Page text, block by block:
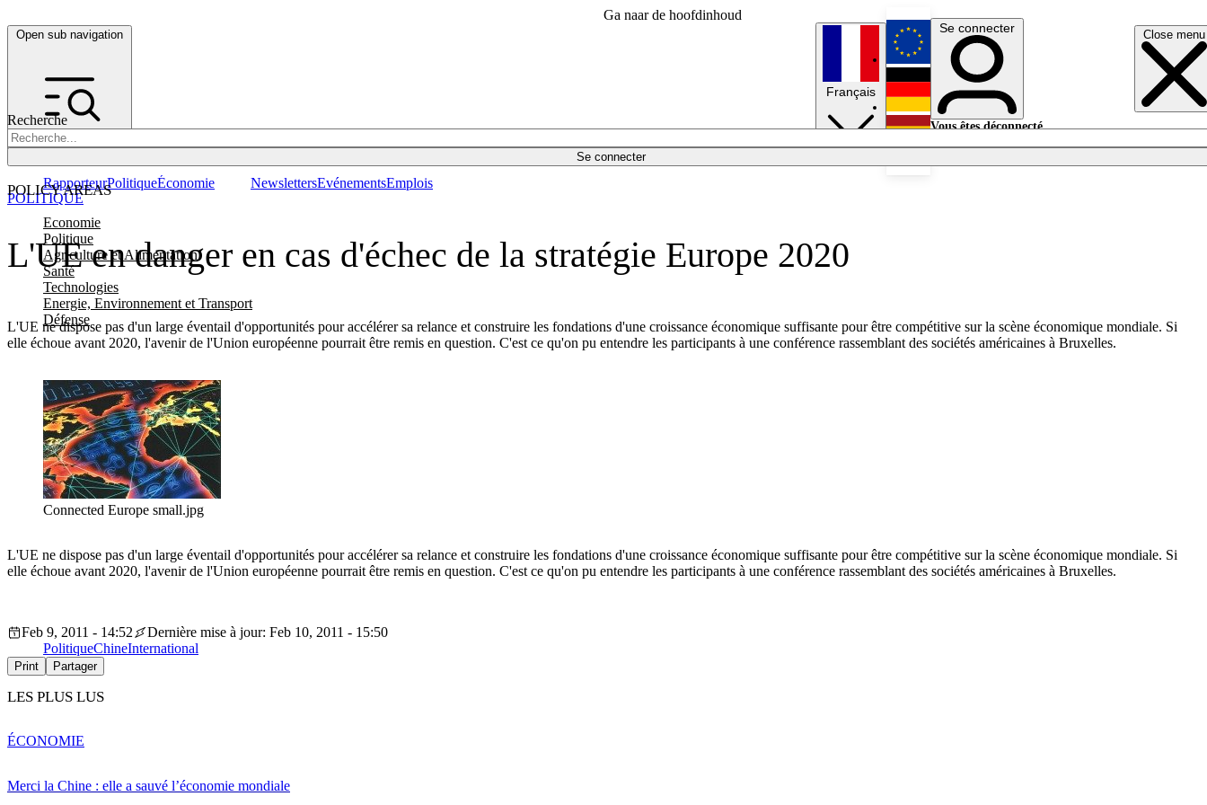
Ga naar de hoofdinhoud
Open sub navigation Close menu
Recherche
Se connecter
POLICY AREAS
Economie
Politique
Agriculture et Alimentation
Santé
Technologies
Energie, Environnement et Transport
Défense
RapporteurPolitiqueÉconomie NewslettersEvénementsEmplois
Français
English
Deutsch
Se connecter
Vous êtes déconnecté.
L'UE en danger en cas d'échec de la stratégie Europe 2020
L'UE ne dispose pas d'un large éventail d'opportunités pour accélérer sa relance et construire les fondations d'une croissance économique suffisante pour être compétitive sur la scène économique mondiale. Si
elle échoue avant 2020, l'avenir de l'Union européenne pourrait être remis en question. C'est ce qu'on pu entendre les participants à une conférence rassemblant des sociétés américaines à Bruxelles.
POLITIQUE
Connected Europe small.jpg
L'UE ne dispose pas d'un large éventail d'opportunités pour accélérer sa relance et construire les fondations d'une croissance économique suffisante pour être compétitive sur la scène économique mondiale. Si
elle échoue avant 2020, l'avenir de l'Union européenne pourrait être remis en question. C'est ce qu'on pu entendre les participants à une conférence rassemblant des sociétés américaines à Bruxelles.
Feb 9, 2011 - 14:52
Dernière mise à jour: Feb 10, 2011 - 15:50
PolitiqueChineInternational
Print Partager
LES PLUS LUS
Merci la Chine : elle a sauvé l’économie mondiale
ÉCONOMIE